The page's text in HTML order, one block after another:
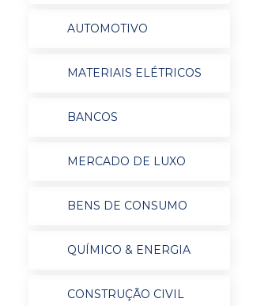
AUTOMOTIVO
MATERIAIS ELÉTRICOS
BANCOS
MERCADO DE LUXO
BENS DE CONSUMO
QUÍMICO & ENERGIA
CONSTRUÇÃO CIVIL